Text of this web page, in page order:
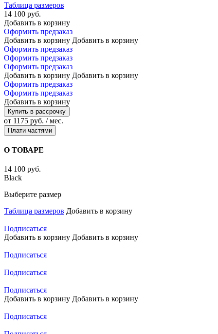
Таблица размеров
14 100 руб.
Добавить в корзину
Оформить предзаказ
Добавить в корзину Добавить в корзину
Оформить предзаказ
Оформить предзаказ
Оформить предзаказ
Добавить в корзину Добавить в корзину
Оформить предзаказ
Оформить предзаказ
Добавить в корзину
Купить в рассрочку
от 1175 руб. / мес.
Плати частями
О ТОВАРЕ
14 100 руб.
Black
Выберите размер
Таблица размеров Добавить в корзину
Подписаться
Добавить в корзину Добавить в корзину
Подписаться
Подписаться
Подписаться
Добавить в корзину Добавить в корзину
Подписаться